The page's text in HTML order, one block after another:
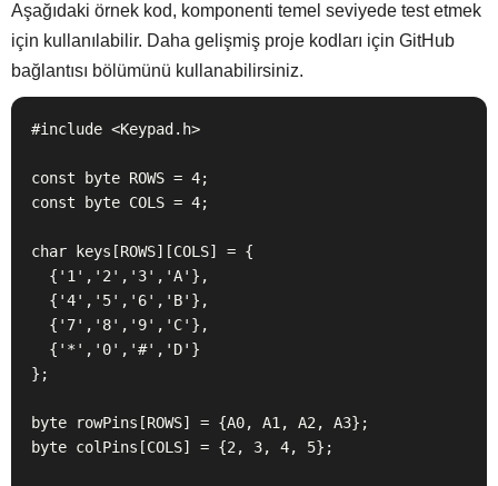
Aşağıdaki örnek kod, komponenti temel seviyede test etmek
için kullanılabilir. Daha gelişmiş proje kodları için GitHub
bağlantısı bölümünü kullanabilirsiniz.
#include <Keypad.h>
const byte ROWS = 4;
const byte COLS = 4;
char keys[ROWS][COLS] = {
};
byte rowPins[ROWS] = {A0, A1, A2, A3};
byte colPins[COLS] = {2, 3, 4, 5};